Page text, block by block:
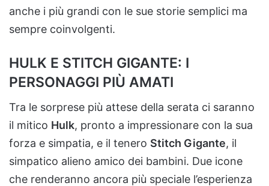
anche i più grandi con le sue storie semplici ma
sempre coinvolgenti.
HULK E STITCH GIGANTE: I
PERSONAGGI PIÙ AMATI
Tra le sorprese più attese della serata ci saranno
il mitico Hulk, pronto a impressionare con la sua
forza e simpatia, e il tenero Stitch Gigante, il
simpatico alieno amico dei bambini. Due icone
che renderanno ancora più speciale l’esperienza